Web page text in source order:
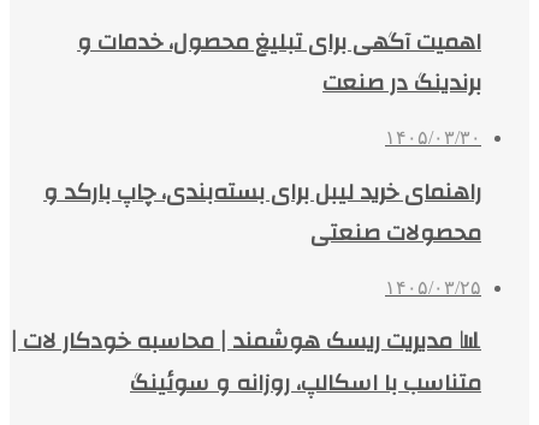
اهمیت آگهی برای تبلیغ محصول، خدمات و
برندینگ در صنعت
۱۴۰۵/۰۳/۳۰
راهنمای خرید لیبل برای بسته‌بندی، چاپ بارکد و
محصولات صنعتی
۱۴۰۵/۰۳/۲۵
📊 مدیریت ریسک هوشمند | محاسبه خودکار لات |
متناسب با اسکالپ، روزانه و سوئینگ